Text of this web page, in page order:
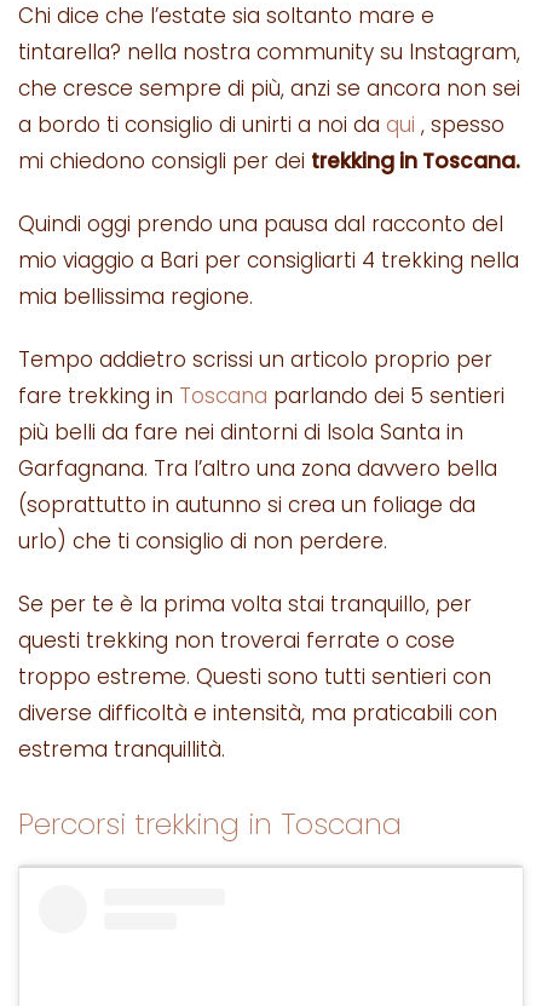
Chi dice che l’estate sia soltanto mare e
tintarella? nella nostra community su Instagram,
che cresce sempre di più, anzi se ancora non sei
a bordo ti consiglio di unirti a noi da qui , spesso
mi chiedono consigli per dei trekking in Toscana.
Quindi oggi prendo una pausa dal racconto del
mio viaggio a Bari per consigliarti 4 trekking nella
mia bellissima regione.
Tempo addietro scrissi un articolo proprio per
fare trekking in Toscana parlando dei 5 sentieri
più belli da fare nei dintorni di Isola Santa in
Garfagnana. Tra l’altro una zona davvero bella
(soprattutto in autunno si crea un foliage da
urlo) che ti consiglio di non perdere.
Se per te è la prima volta stai tranquillo, per
questi trekking non troverai ferrate o cose
troppo estreme. Questi sono tutti sentieri con
diverse difficoltà e intensità, ma praticabili con
estrema tranquillità.
Percorsi trekking in Toscana